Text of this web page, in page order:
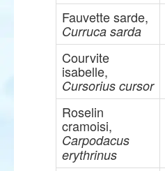
Fauvette sarde,
Curruca sarda
Courvite
isabelle,
Cursorius cursor
Roselin
cramoisi,
Carpodacus
erythrinus